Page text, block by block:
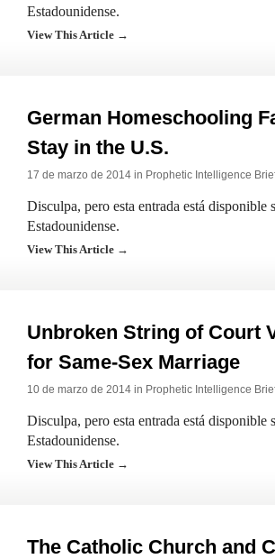
Estadounidense.
View This Article →
German Homeschooling
Stay in the U.S.
17 de marzo de 2014 in Prophetic Intelligence
Disculpa, pero esta entrada está disponible
Estadounidense.
View This Article →
Unbroken String of Court
for Same-Sex Marriage
10 de marzo de 2014 in Prophetic Intelligence
Disculpa, pero esta entrada está disponible
Estadounidense.
View This Article →
The Catholic Church and